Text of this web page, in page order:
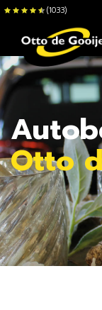
(1033)
Otto